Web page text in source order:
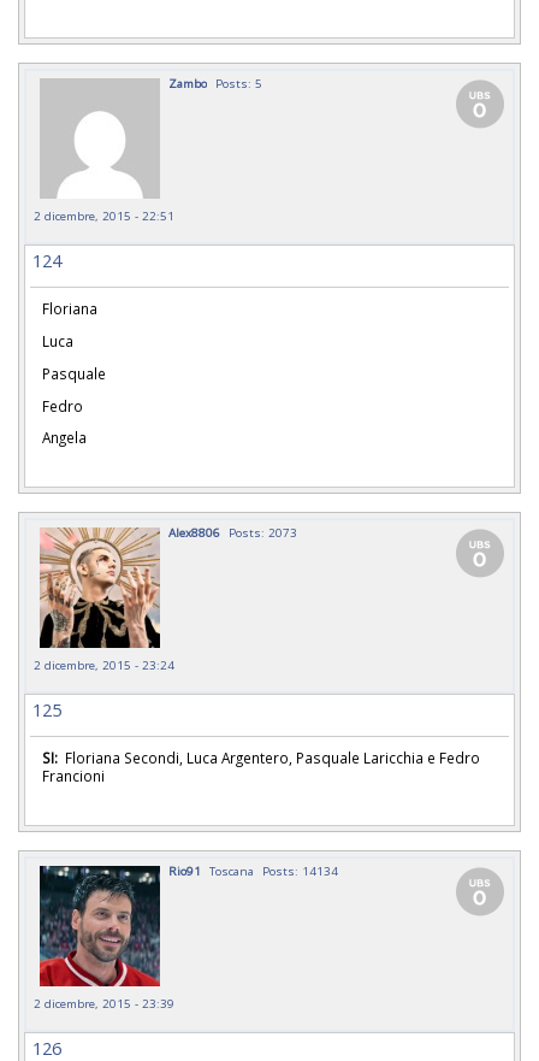
Zambo Posts: 5
2 dicembre, 2015 - 22:51
124
Floriana
Luca
Pasquale
Fedro
Angela
Alex8806 Posts: 2073
2 dicembre, 2015 - 23:24
125
SI: Floriana Secondi, Luca Argentero, Pasquale Laricchia e Fedro
Francioni
Rio91 Toscana Posts: 14134
2 dicembre, 2015 - 23:39
126